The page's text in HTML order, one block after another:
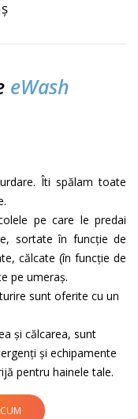
eWash
Îti spălam toate
pe care le predai
sortate în funcție de
călcate (în funcție de
pe umeraș.
sunt oferite cu un
și călcarea, sunt
și echipamente
pentru hainele tale.